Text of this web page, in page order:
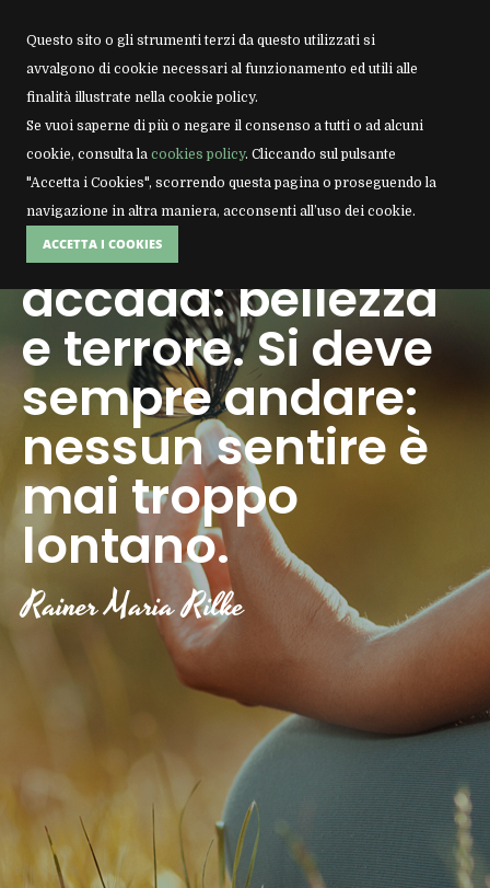
Home
Formazione Professionale
Aree tematiche
Attacchi di panico
Autostima
Depressione
Crisi adolescenziale
Terapia di coppia
Contatti
Lascia che tutto ti
accada: bellezza
e terrore. Si deve
sempre andare:
nessun sentire è
mai troppo
lontano.
Rainer Maria Rilke
Questo sito o gli strumenti terzi da questo utilizzati si
avvalgono di cookie necessari al funzionamento ed utili alle
finalità illustrate nella cookie policy.
Se vuoi saperne di più o negare il consenso a tutti o ad alcuni
cookie, consulta la cookies policy. Cliccando sul pulsante
"Accetta i Cookies", scorrendo questa pagina o proseguendo la
navigazione in altra maniera, acconsenti all’uso dei cookie.
ACCETTA I COOKIES